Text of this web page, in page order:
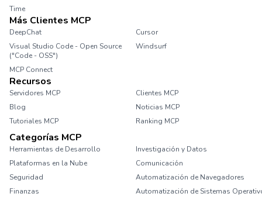
Time
Más Clientes MCP
DeepChat
Cursor
Visual Studio Code - Open Source
("Code - OSS")
Windsurf
MCP Connect
Recursos
Servidores MCP
Clientes MCP
Blog
Noticias MCP
Tutoriales MCP
Ranking MCP
Categorías MCP
Herramientas de Desarrollo
Investigación y Datos
Plataformas en la Nube
Comunicación
Seguridad
Automatización de Navegadores
Finanzas
Automatización de Sistemas